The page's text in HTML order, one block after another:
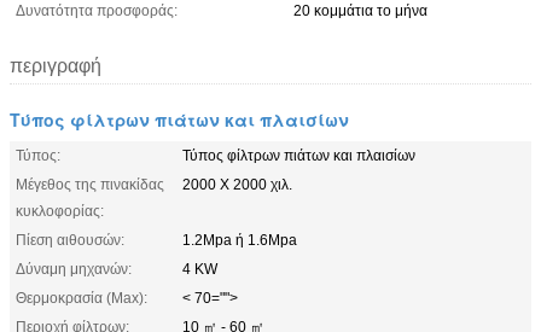
Δυνατότητα προσφοράς:
20 κομμάτια το μήνα
περιγραφή
Τύπος φίλτρων πιάτων και πλαισίων
Τύπος:
Τύπος φίλτρων πιάτων και πλαισίων
Μέγεθος της πινακίδας
κυκλοφορίας:
2000 X 2000 χιλ.
Πίεση αιθουσών:
1.2Mpa ή 1.6Mpa
Δύναμη μηχανών:
4 KW
Θερμοκρασία (Max):
< 70="">
Περιοχή φίλτρων:
10 ㎡ - 60 ㎡